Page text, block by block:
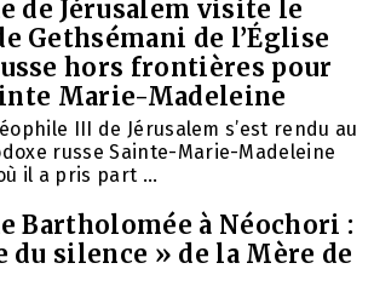
de Jérusalem visite le
Gethsémani de l’Église
hors frontières pour
Marie-Madeleine
III de Jérusalem s’est rendu au
russe Sainte-Marie-Madeleine
il a pris part ...
Bartholomée à Néochori :
du silence » de la Mère de